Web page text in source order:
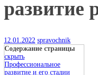
развитие
12.01.2022 spravochnik
Содержание страницы
скрыть
Профессиональное
развитие и его стадии